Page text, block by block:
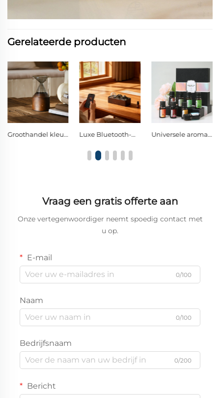
Gerelateerde producten
Groothandel kleurrijke verlichting, houten en glazen vernevelende geurverdampingsapparaten Luxe Bluetooth-muziekgeurverdampingsapparaat van massief hout en glas zonder water Universele aromatherapieolie, compatibel met alle ultrasone diffusers
Vraag een gratis offerte aan
Onze vertegenwoordiger neemt spoedig contact met
u op.
E-mail
0/100
Naam
0/100
Bedrijfsnaam
0/200
Bericht